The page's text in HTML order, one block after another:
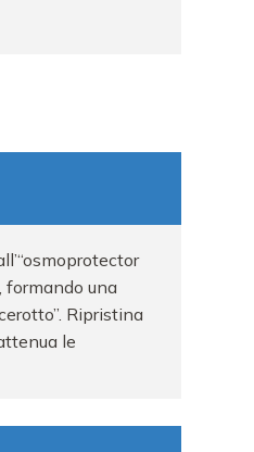
formando una
Ripristina
le